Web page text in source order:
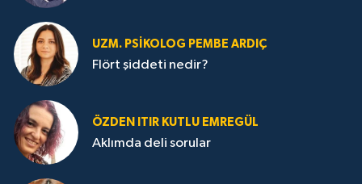
UZM. PSIKOLOG PEMBE ARDIÇ
Flört şiddeti nedir?
ÖZDEN ITIR KUTLU EMREGÜL
Aklımda deli sorular